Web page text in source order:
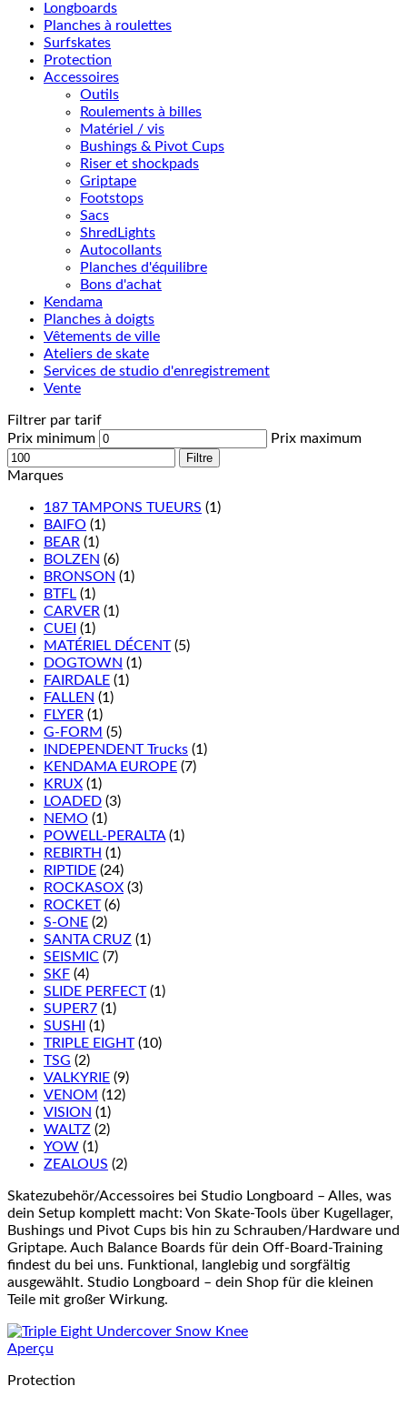
Longboards
Planches à roulettes
Surfskates
Protection
Accessoires
Outils
Roulements à billes
Matériel / vis
Bushings & Pivot Cups
Riser et shockpads
Griptape
Footstops
Sacs
ShredLights
Autocollants
Planches d'équilibre
Bons d'achat
Kendama
Planches à doigts
Vêtements de ville
Ateliers de skate
Services de studio d'enregistrement
Vente
Filtrer par tarif
Prix minimum
Prix maximum
Filtre
Marques
187 TAMPONS TUEURS (1)
BAIFO (1)
BEAR (1)
BOLZEN (6)
BRONSON (1)
BTFL (1)
CARVER (1)
CUEI (1)
MATÉRIEL DÉCENT (5)
DOGTOWN (1)
FAIRDALE (1)
FALLEN (1)
FLYER (1)
G-FORM (5)
INDEPENDENT Trucks (1)
KENDAMA EUROPE (7)
KRUX (1)
LOADED (3)
NEMO (1)
POWELL-PERALTA (1)
REBIRTH (1)
RIPTIDE (24)
ROCKASOX (3)
ROCKET (6)
S-ONE (2)
SANTA CRUZ (1)
SEISMIC (7)
SKF (4)
SLIDE PERFECT (1)
SUPER7 (1)
SUSHI
(1)
TRIPLE EIGHT (10)
TSG (2)
VALKYRIE (9)
VENOM (12)
VISION (1)
WALTZ (2)
YOW (1)
ZEALOUS (2)
Skatezubehör/Accessoires bei Studio Longboard – Alles, was
dein Setup komplett macht: Von Skate-Tools über Kugellager,
Bushings und Pivot Cups bis hin zu Schrauben/Hardware und
Griptape. Auch Balance Boards für dein Off-Board-Training
findest du bei uns. Funktional, langlebig und sorgfältig
ausgewählt. Studio Longboard – dein Shop für die kleinen
Teile mit großer Wirkung.
Aperçu
Protection